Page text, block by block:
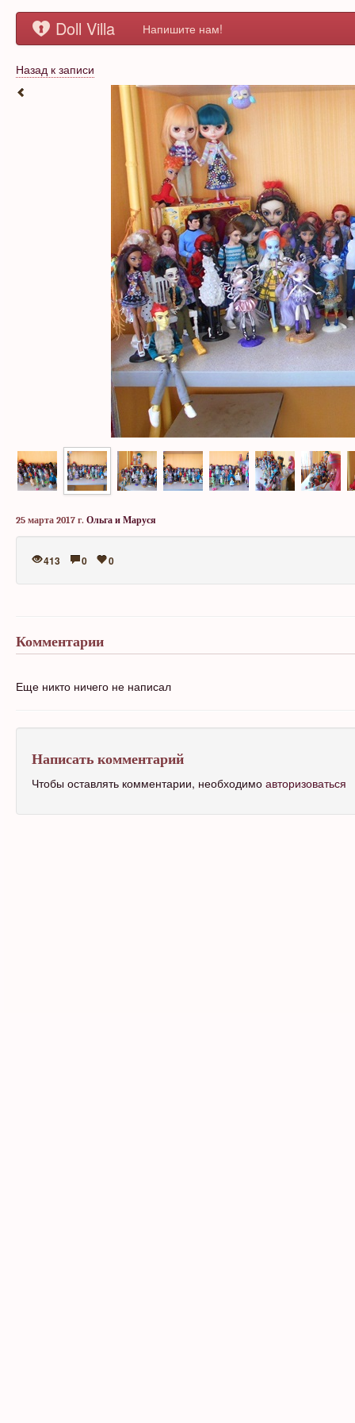
Doll Villa Напишите нам!
Назад к записи
25 марта 2017 г. Ольга и Маруся
413 0 0
Комментарии
Еще никто ничего не написал
Написать комментарий
Чтобы оставлять комментарии, необходимо авторизоваться